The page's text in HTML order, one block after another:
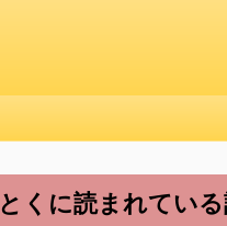
とくに読まれてい